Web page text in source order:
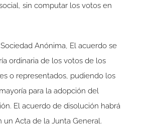
sin computar los votos en
Anónima, El acuerdo se
ordinaria de los votos de los
o representados, pudiendo los
para la adopción del
El acuerdo de disolución habrá
un Acta de la Junta General.